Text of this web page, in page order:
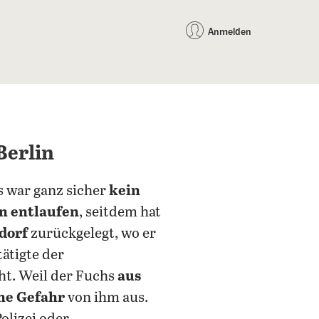
Anmelden
war ganz sicherkein
entlaufen, seitdem hat
zurückgelegt, wo er
der
Weil der Fuchsaus
Gefahrvon ihm aus.